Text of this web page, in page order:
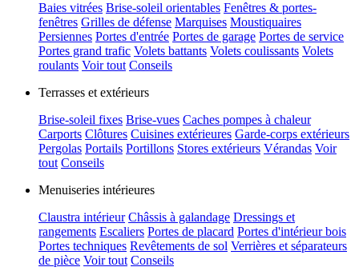
Baies vitrées Brise-soleil orientables Fenêtres & portes-
fenêtres Grilles de défense Marquises Moustiquaires
Persiennes Portes d'entrée Portes de garage Portes de service
Portes grand trafic Volets battants Volets coulissants Volets
roulants Voir tout Conseils
Terrasses et extérieurs
Brise-soleil fixes Brise-vues Caches pompes à chaleur
Carports Clôtures Cuisines extérieures Garde-corps extérieurs
Pergolas Portails Portillons Stores extérieurs Vérandas Voir
tout Conseils
Menuiseries intérieures
Claustra intérieur Châssis à galandage Dressings et
rangements Escaliers Portes de placard Portes d'intérieur bois
Portes techniques Revêtements de sol Verrières et séparateurs
de pièce Voir tout Conseils